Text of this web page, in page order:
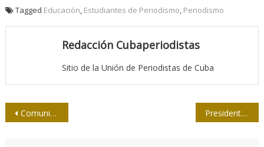
Tagged Educación, Estudiantes de Periodismo, Periodismo
Redacción Cubaperiodistas
Sitio de la Unión de Periodistas de Cuba
Navegación
Comunicación en pos de la educación popular ambiental Presidente del gobierno español realizará visita a Cuba